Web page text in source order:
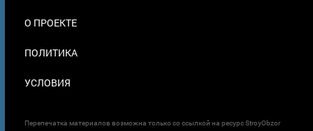
О ПРОЕКТЕ
ПОЛИТИКА
УСЛОВИЯ
Перепечатка материалов возможна только со ссылкой на ресурс StroyObzor